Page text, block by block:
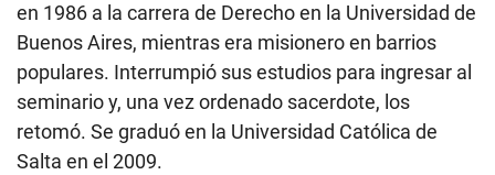
en 1986 a la carrera de Derecho en la Universidad de
Buenos Aires, mientras era misionero en barrios
populares. Interrumpió sus estudios para ingresar al
seminario y, una vez ordenado sacerdote, los
retomó. Se graduó en la Universidad Católica de
Salta en el 2009.